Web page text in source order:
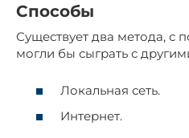
Способы
Существует два метода,
могли бы сыграть с
Локальная сеть.
Интернет.